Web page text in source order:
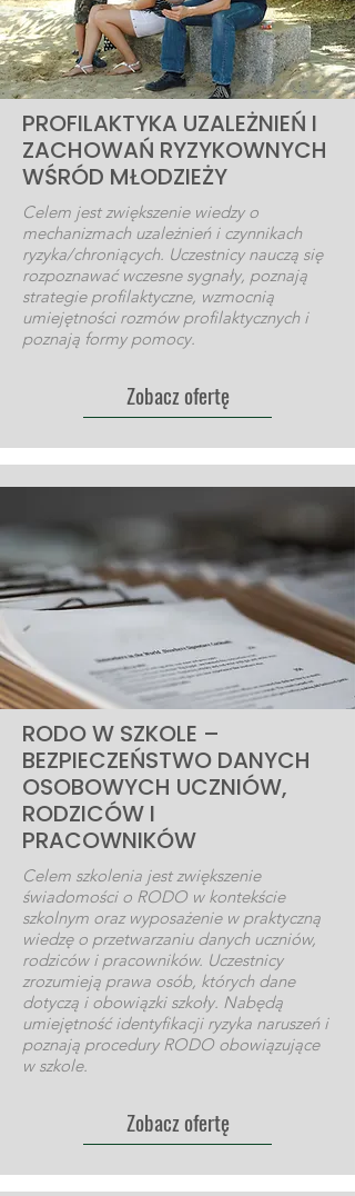
PROFILAKTYKA UZALEŻNIEŃ I
ZACHOWAŃ RYZYKOWNYCH
WŚRÓD MŁODZIEŻY
Celem jest zwiększenie wiedzy o
mechanizmach uzależnień i czynnikach
ryzyka/chroniących. Uczestnicy nauczą się
rozpoznawać wczesne sygnały, poznają
strategie profilaktyczne, wzmocnią
umiejętności rozmów profilaktycznych i
poznają formy pomocy.
Zobacz ofertę
RODO W SZKOLE –
BEZPIECZEŃSTWO DANYCH
OSOBOWYCH UCZNIÓW,
RODZICÓW I
PRACOWNIKÓW
Celem szkolenia jest zwiększenie
świadomości o RODO w kontekście
szkolnym oraz wyposażenie w praktyczną
wiedzę o przetwarzaniu danych uczniów,
rodziców i pracowników. Uczestnicy
zrozumieją prawa osób, których dane
dotyczą i obowiązki szkoły. Nabędą
umiejętność identyfikacji ryzyka naruszeń i
poznają procedury RODO obowiązujące
w szkole.
Zobacz ofertę